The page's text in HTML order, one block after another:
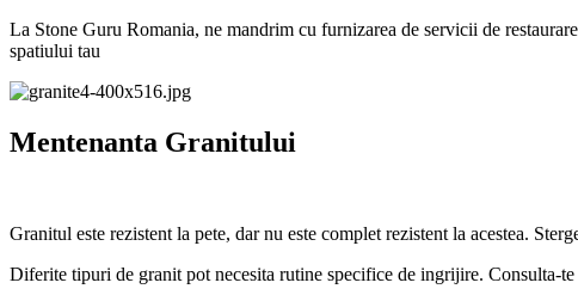
La Stone Guru Romania, ne mandrim cu furnizarea de servicii de
spatiului tau
Mentenanta Granitului
Granitul este rezistent la pete, dar nu este complet rezistent la acestea.
Diferite tipuri de granit pot necesita rutine specifice de ingrijire. Consulta-